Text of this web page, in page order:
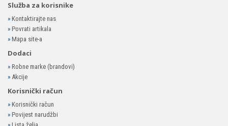
Služba za korisnike
» Kontaktirajte nas
» Povrati artikala
» Mapa site-a
Dodaci
» Robne marke (brandovi)
» Akcije
Korisnički račun
» Korisnički račun
» Povijest narudžbi